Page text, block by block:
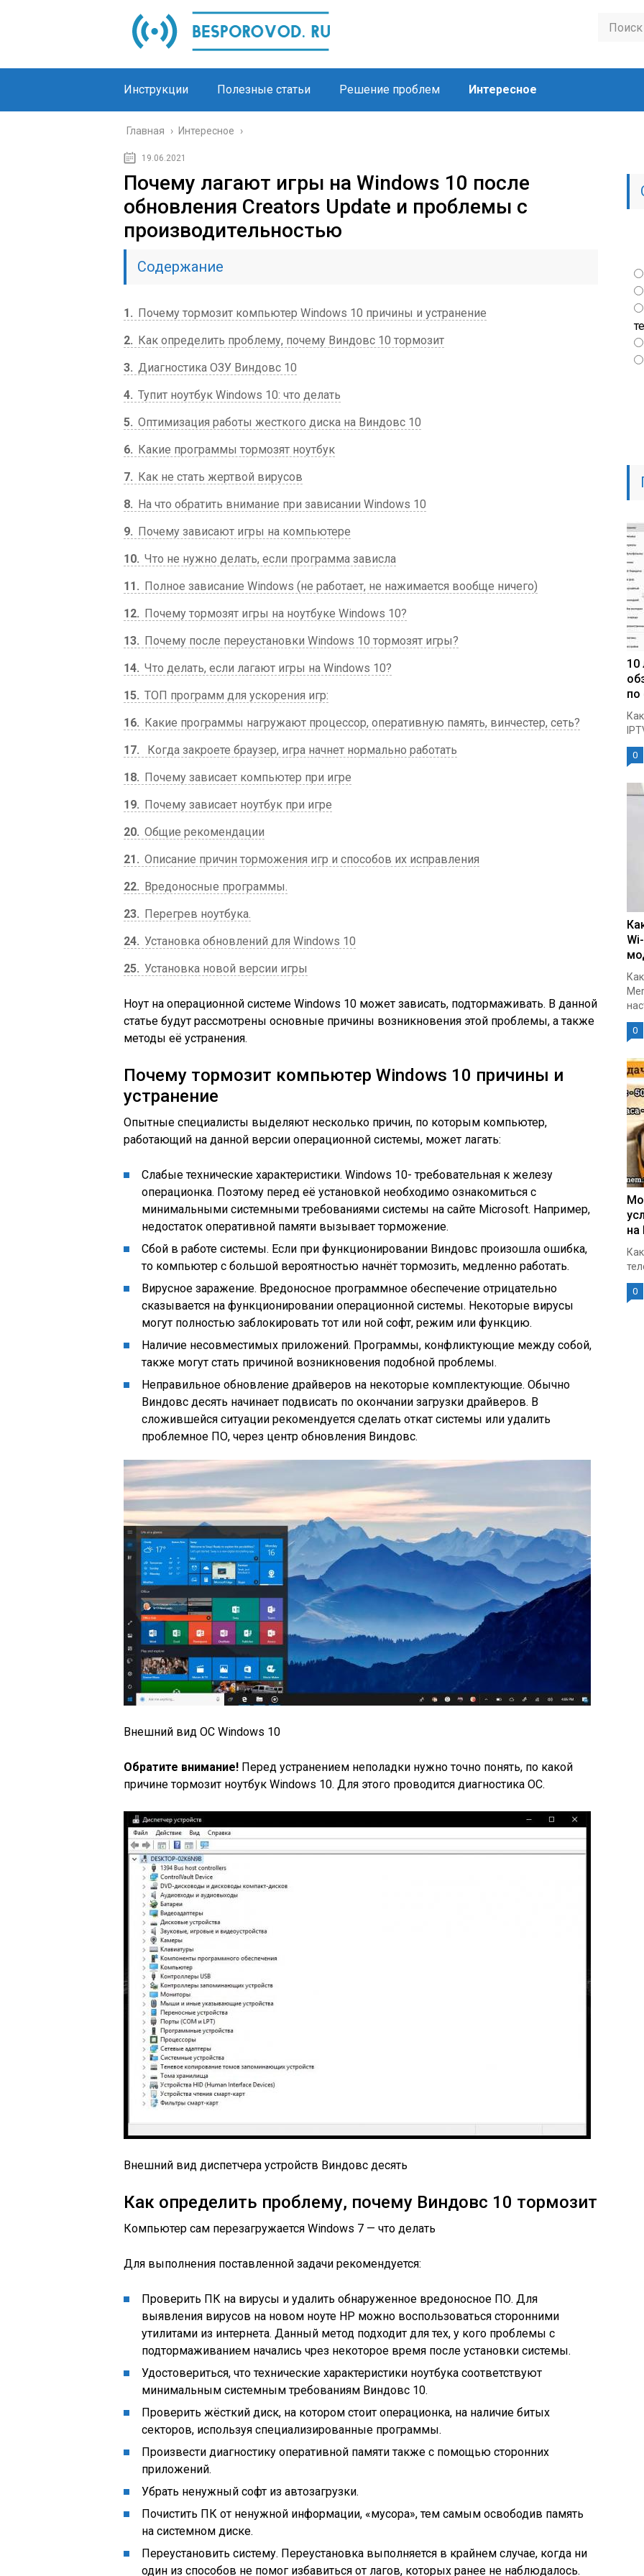
Инструкции Полезные статьи Решение проблем Интересное
Главная › Интересное ›
19.06.2021
Почему лагают игры на Windows 10 после
обновления Creators Update и проблемы с
производительностью
Содержание
1
Почему тормозит компьютер Windows 10 причины и устранение
2
Как определить проблему, почему Виндовс 10 тормозит
3 Диагностика ОЗУ Виндовс 10
4 Тупит ноутбук Windows 10: что делать
5 Оптимизация работы жесткого диска на Виндовс 10
6
Какие программы тормозят ноутбук
7
Как не стать жертвой вирусов
8
На что обратить внимание при зависании Windows 10
9
Почему зависают игры на компьютере
10 Что не нужно делать, если программа зависла
11
Полное зависание Windows (не работает, не нажимается вообще ничего)
12
Почему тормозят игры на ноутбуке Windows 10?
13
Почему после переустановки Windows 10 тормозят игры?
14 Что делать, если лагают игры на Windows 10?
15 ТОП программ для ускорения игр:
16
Какие программы нагружают процессор, оперативную память, винчестер, сеть?
17
Когда закроете браузер, игра начнет нормально работать
18
Почему зависает компьютер при игре
19
Почему зависает ноутбук при игре
20 Общие рекомендации
21
Описание причин торможения игр и способов их исправления
22
Вредоносные программы.
23
Перегрев ноутбука.
24 Установка обновлений для Windows 10
25 Установка новой версии игры
Ноут на операционной системе Windows 10 может зависать, подтормаживать. В данной
статье будут рассмотрены основные причины возникновения этой проблемы, а также
методы её устранения.
Почему тормозит компьютер Windows 10 причины и
устранение
Опытные специалисты выделяют несколько причин, по которым компьютер,
работающий на данной версии операционной системы, может лагать:
Слабые технические характеристики. Windows 10- требовательная к железу
операционка. Поэтому перед её установкой необходимо ознакомиться с
минимальными системными требованиями системы на сайте Microsoft. Например,
недостаток оперативной памяти вызывает торможение.
Сбой в работе системы. Если при функционировании Виндовс произошла ошибка,
то компьютер с большой вероятностью начнёт тормозить, медленно работать.
Вирусное заражение. Вредоносное программное обеспечение отрицательно
сказывается на функционировании операционной системы. Некоторые вирусы
могут полностью заблокировать тот или ной софт, режим или функцию.
Наличие несовместимых приложений. Программы, конфликтующие между собой,
также могут стать причиной возникновения подобной проблемы.
Неправильное обновление драйверов на некоторые комплектующие. Обычно
Виндовс десять начинает подвисать по окончании загрузки драйверов. В
сложившейся ситуации рекомендуется сделать откат системы или удалить
проблемное ПО, через центр обновления Виндовс.
Внешний вид OC Windows 10
Обратите внимание! Перед устранением неполадки нужно точно понять, по какой
причине тормозит ноутбук Windows 10. Для этого проводится диагностика ОС.
Внешний вид диспетчера устройств Виндовс десять
Как определить проблему, почему Виндовс 10 тормозит
Компьютер сам перезагружается Windows 7 — что делать
Для выполнения поставленной задачи рекомендуется:
Проверить ПК на вирусы и удалить обнаруженное вредоносное ПО. Для
выявления вирусов на новом ноуте HP можно воспользоваться сторонними
утилитами из интернета. Данный метод подходит для тех, у кого проблемы с
подтормаживанием начались чрез некоторое время после установки системы.
Удостовериться, что технические характеристики ноутбука соответствуют
минимальным системным требованиям Виндовс 10.
Проверить жёсткий диск, на котором стоит операционка, на наличие битых
секторов, используя специализированные программы.
Произвести диагностику оперативной памяти также с помощью сторонних
приложений.
Убрать ненужный софт из автозагрузки.
Почистить ПК от ненужной информации, «мусора», тем самым освободив память
на системном диске.
Переустановить систему. Переустановка выполняется в крайнем случае, когда ни
один из способов не помог избавиться от лагов, которых ранее не наблюдалось.
10
по
0
0
на
0